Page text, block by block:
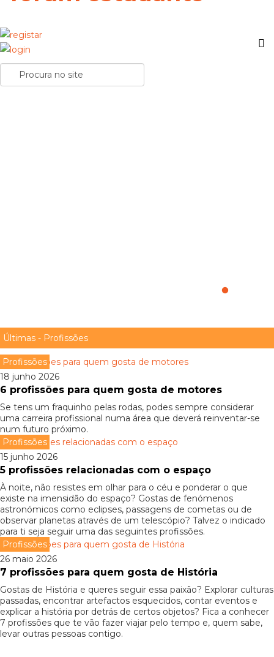
Últimas - Profissões
Profissões
18 junho 2026
6 profissões para quem gosta de motores
Se tens um fraquinho pelas rodas, podes sempre considerar
uma carreira profissional numa área que deverá reinventar-se
num futuro próximo.
Profissões
15 junho 2026
5 profissões relacionadas com o espaço
À noite, não resistes em olhar para o céu e ponderar o que
existe na imensidão do espaço? Gostas de fenómenos
astronómicos como eclipses, passagens de cometas ou de
observar planetas através de um telescópio? Talvez o indicado
para ti seja seguir uma das seguintes profissões.
Profissões
26 maio 2026
7 profissões para quem gosta de História
Gostas de História e queres seguir essa paixão? Explorar culturas
passadas, encontrar artefactos esquecidos, contar eventos e
explicar a história por detrás de certos objetos? Fica a conhecer
7 profissões que te vão fazer viajar pelo tempo e, quem sabe,
levar outras pessoas contigo.